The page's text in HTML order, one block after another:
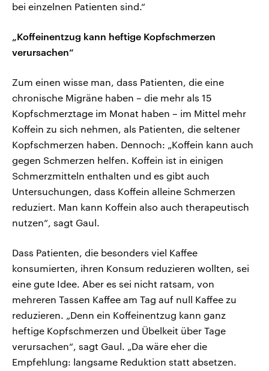
bei einzelnen Patienten sind.“
„Koffeinentzug kann heftige Kopfschmerzen
verursachen“
Zum einen wisse man, dass Patienten, die eine
chronische Migräne haben – die mehr als 15
Kopfschmerztage im Monat haben – im Mittel mehr
Koffein zu sich nehmen, als Patienten, die seltener
Kopfschmerzen haben. Dennoch: „Koffein kann auch
gegen Schmerzen helfen. Koffein ist in einigen
Schmerzmitteln enthalten und es gibt auch
Untersuchungen, dass Koffein alleine Schmerzen
reduziert. Man kann Koffein also auch therapeutisch
nutzen“, sagt Gaul.
Dass Patienten, die besonders viel Kaffee
konsumierten, ihren Konsum reduzieren wollten, sei
eine gute Idee. Aber es sei nicht ratsam, von
mehreren Tassen Kaffee am Tag auf null Kaffee zu
reduzieren. „Denn ein Koffeinentzug kann ganz
heftige Kopfschmerzen und Übelkeit über Tage
verursachen“, sagt Gaul. „Da wäre eher die
Empfehlung: langsame Reduktion statt absetzen.